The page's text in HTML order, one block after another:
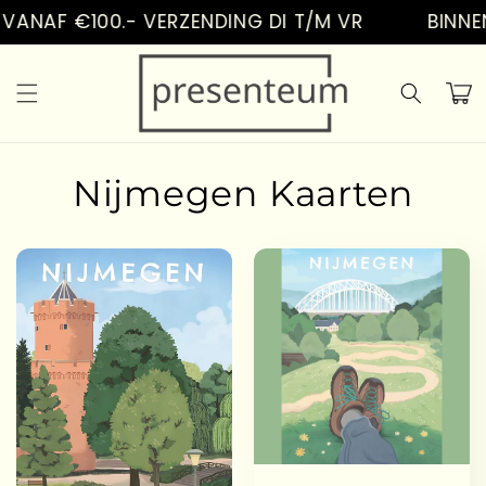
contenuti
€100.- VERZENDING DI T/M VR
Nijmegen Kaarten